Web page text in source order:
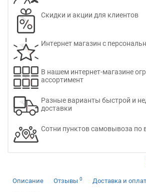
Скидки и акции для клиентов
Интернет магазин с
В нашем интернет-магазине
ассортимент
Разные варианты быстрой и
доставки
Сотни пунктов самовывоза по
Описание Отзывы 0 Доставка и